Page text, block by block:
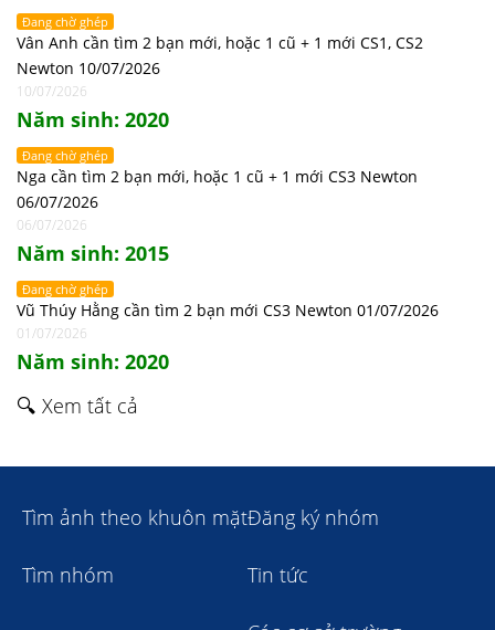
Đang chờ ghép
Vân Anh cần tìm 2 bạn mới, hoặc 1 cũ + 1 mới CS1, CS2
Newton 10/07/2026
10/07/2026
Năm sinh: 2020
Đang chờ ghép
Nga cần tìm 2 bạn mới, hoặc 1 cũ + 1 mới CS3 Newton
06/07/2026
06/07/2026
Năm sinh: 2015
Đang chờ ghép
Vũ Thúy Hằng cần tìm 2 bạn mới CS3 Newton 01/07/2026
01/07/2026
Năm sinh: 2020
🔍 Xem tất cả
Tìm ảnh theo khuôn mặtĐăng ký nhóm
Tìm nhóm Tin tức